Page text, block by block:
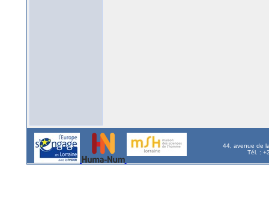
44, avenue de
Tél. :